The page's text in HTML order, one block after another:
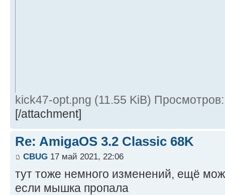
kick47-opt.png (11.55 KiB)
[/attachment]
Re: AmigaOS 3.2 Classic 68K
CBUG 17 май 2021, 22:06
тут тоже немного изменений, ещё
если мышка пропала